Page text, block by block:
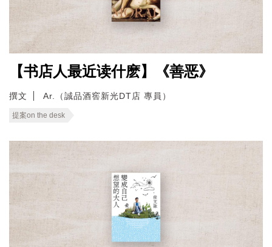
【书店人最近读什麽】《善恶》
撰文 Ar.（誠品酒窖新光DT店 專員）
提案on the desk